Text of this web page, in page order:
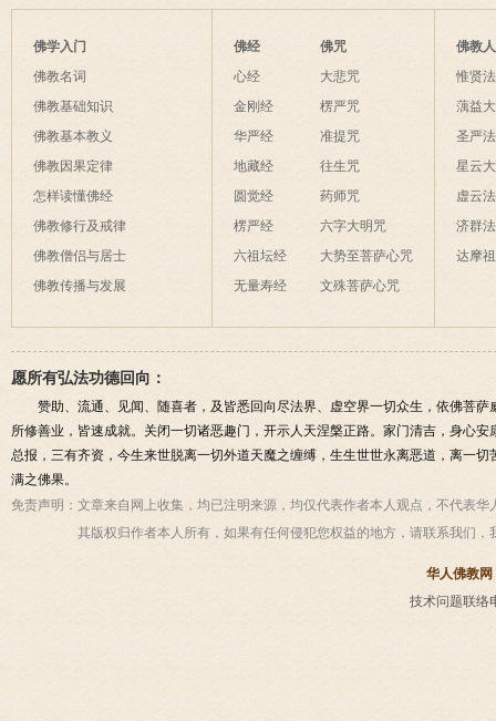
获善报
师及其代表作
佛学入门
佛教名词
佛教基础知识
佛教基本教义
佛教因果定律
怎样读懂佛经
佛教修行及戒律
佛教僧侣与居士
佛教传播与发展
佛经
心经
金刚经
华严经
地藏经
圆觉经
楞严经
六祖坛经
无量寿经
佛咒
大悲咒
楞严咒
准提咒
往生咒
药师咒
六字大明咒
大势至菩萨心咒
文殊菩萨心咒
佛教
惟贤
蕅益
圣严
星云
虚云
济群
达摩
愿所有弘法功德回向：
赞助、流通、见闻、随喜者，及皆悉回向尽法界、虚空界一切众生，依佛菩
所修善业，皆速成就。关闭一切诸恶趣门，开示人天涅槃正路。家门清吉，身心
总报，三有齐资，今生来世脱离一切外道天魔之缠缚，生生世世永离恶道，离一
满之佛果。
免责声明： 文章来自网上收集，均已注明来源，均仅代表作者本人观点，不代表
其版权归作者本人所有，如果有任何侵犯您权益的地方，请联系我们，
华人佛教网
技术问题联络